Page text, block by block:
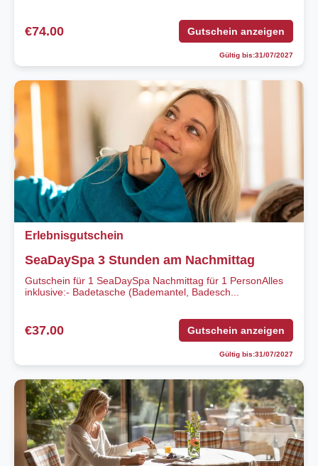
€74.00 Gutschein anzeigen
Gültig bis:31/07/2027
Erlebnisgutschein
SeaDaySpa 3 Stunden am Nachmittag
Gutschein für 1 SeaDaySpa Nachmittag für 1 PersonAlles
inklusive:- Badetasche (Bademantel, Badesch...
€37.00 Gutschein anzeigen
Gültig bis:31/07/2027